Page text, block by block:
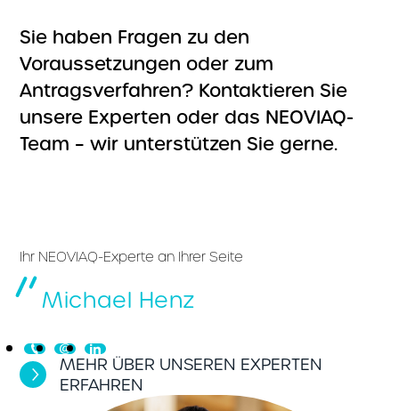
Sie haben Fragen zu den
Voraussetzungen oder zum
Antragsverfahren? Kontaktieren Sie
unsere Experten oder das NEOVIAQ-
Team – wir unterstützen Sie gerne.
Ihr NEOVIAQ-Experte an Ihrer Seite
Michael Henz
MEHR ÜBER UNSEREN EXPERTEN
ERFAHREN